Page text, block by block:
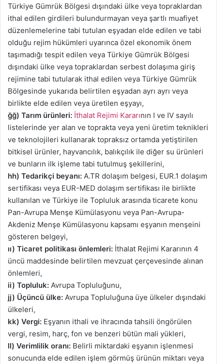
Türkiye Gümrük Bölgesi dışındaki ülke veya topraklardan
ithal edilen girdileri bulundurmayan veya şartlı muafiyet
düzenlemelerine tabi tutulan eşyadan elde edilen ve tabi
olduğu rejim hükümleri uyarınca özel ekonomik önem
taşımadığı tespit edilen veya Türkiye Gümrük Bölgesi
dışındaki ülke veya topraklardan serbest dolaşıma giriş
rejimine tabi tutularak ithal edilen veya Türkiye Gümrük
Bölgesinde yukarıda belirtilen eşyadan ayrı ayrı veya
birlikte elde edilen veya üretilen eşyayı,
ğğ) Tarım ürünleri: İthalat Rejimi Kararının I ve IV sayılı
listelerinde yer alan ve toprakta veya yeni üretim teknikleri
ve teknolojileri kullanarak topraksız ortamda yetiştirilen
bitkisel ürünler, hayvancılık, balıkçılık ile diğer su ürünleri
ve bunların ilk işleme tabi tutulmuş şekillerini,
hh) Tedarikçi beyanı: A.TR dolaşım belgesi, EUR.1 dolaşım
sertifikası veya EUR-MED dolaşım sertifikası ile birlikte
kullanılan ve Türkiye ile Topluluk arasında ticarete konu
Pan-Avrupa Menşe Kümülasyonu veya Pan-Avrupa-
Akdeniz Menşe Kümülasyonu kapsamı eşyanın menşeini
gösteren belgeyi,
ıı) Ticaret politikası önlemleri: İthalat Rejimi Kararının 4
üncü maddesinde belirtilen mevzuat çerçevesinde alınan
önlemleri,
ii) Topluluk: Avrupa Topluluğunu,
jj) Üçüncü ülke: Avrupa Topluluğuna üye ülkeler dışındaki
ülkeleri,
kk) Vergi: Eşyanın ithali ve ihracında tahsili öngörülen
vergi, resim, harç, fon ve benzeri bütün mali yükleri,
ll) Verimlilik oranı: Belirli miktardaki eşyanın işlenmesi
sonucunda elde edilen işlem görmüş ürünün miktarı veya